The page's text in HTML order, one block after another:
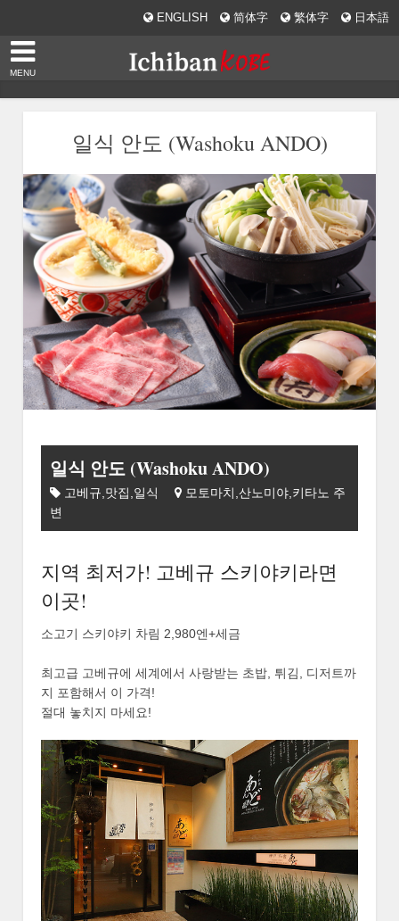
ENGLISH 简体字 繁体字 日本語
MENU
일식 안도 (Washoku ANDO)
일식 안도 (Washoku ANDO)
고베규,맛집,일식
모토마치,산노미야,키타노 주
변
지역 최저가! 고베규 스키야키라면
이곳!
소고기 스키야키 차림 2,980엔+세금
최고급 고베규에 세계에서 사랑받는 초밥, 튀김, 디저트까
지 포함해서 이 가격!
절대 놓치지 마세요!